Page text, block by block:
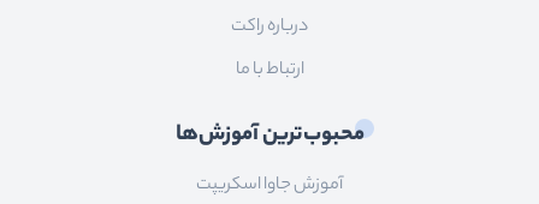
درباره راکت
ارتباط با ما
محبوب‌ترین آموزش‌ها
آموزش جاوا اسکریپت